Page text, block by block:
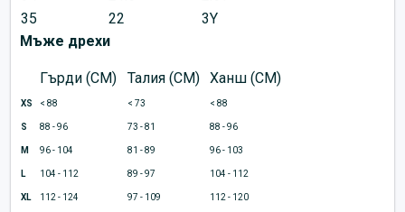
35
22
3Y
Мъже дрехи
Гърди (CM) Талия (CM) Ханш (CM)
XS < 88 < 73 < 88
S 88 - 96 73 - 81 88 - 96
M 96 - 104 81 - 89 96 - 103
L 104 - 112 89 - 97 104 - 112
XL 112 - 124 97 - 109 112 - 120